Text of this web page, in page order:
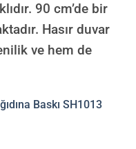
90 cm’de bir
Hasır duvar
ve hem de